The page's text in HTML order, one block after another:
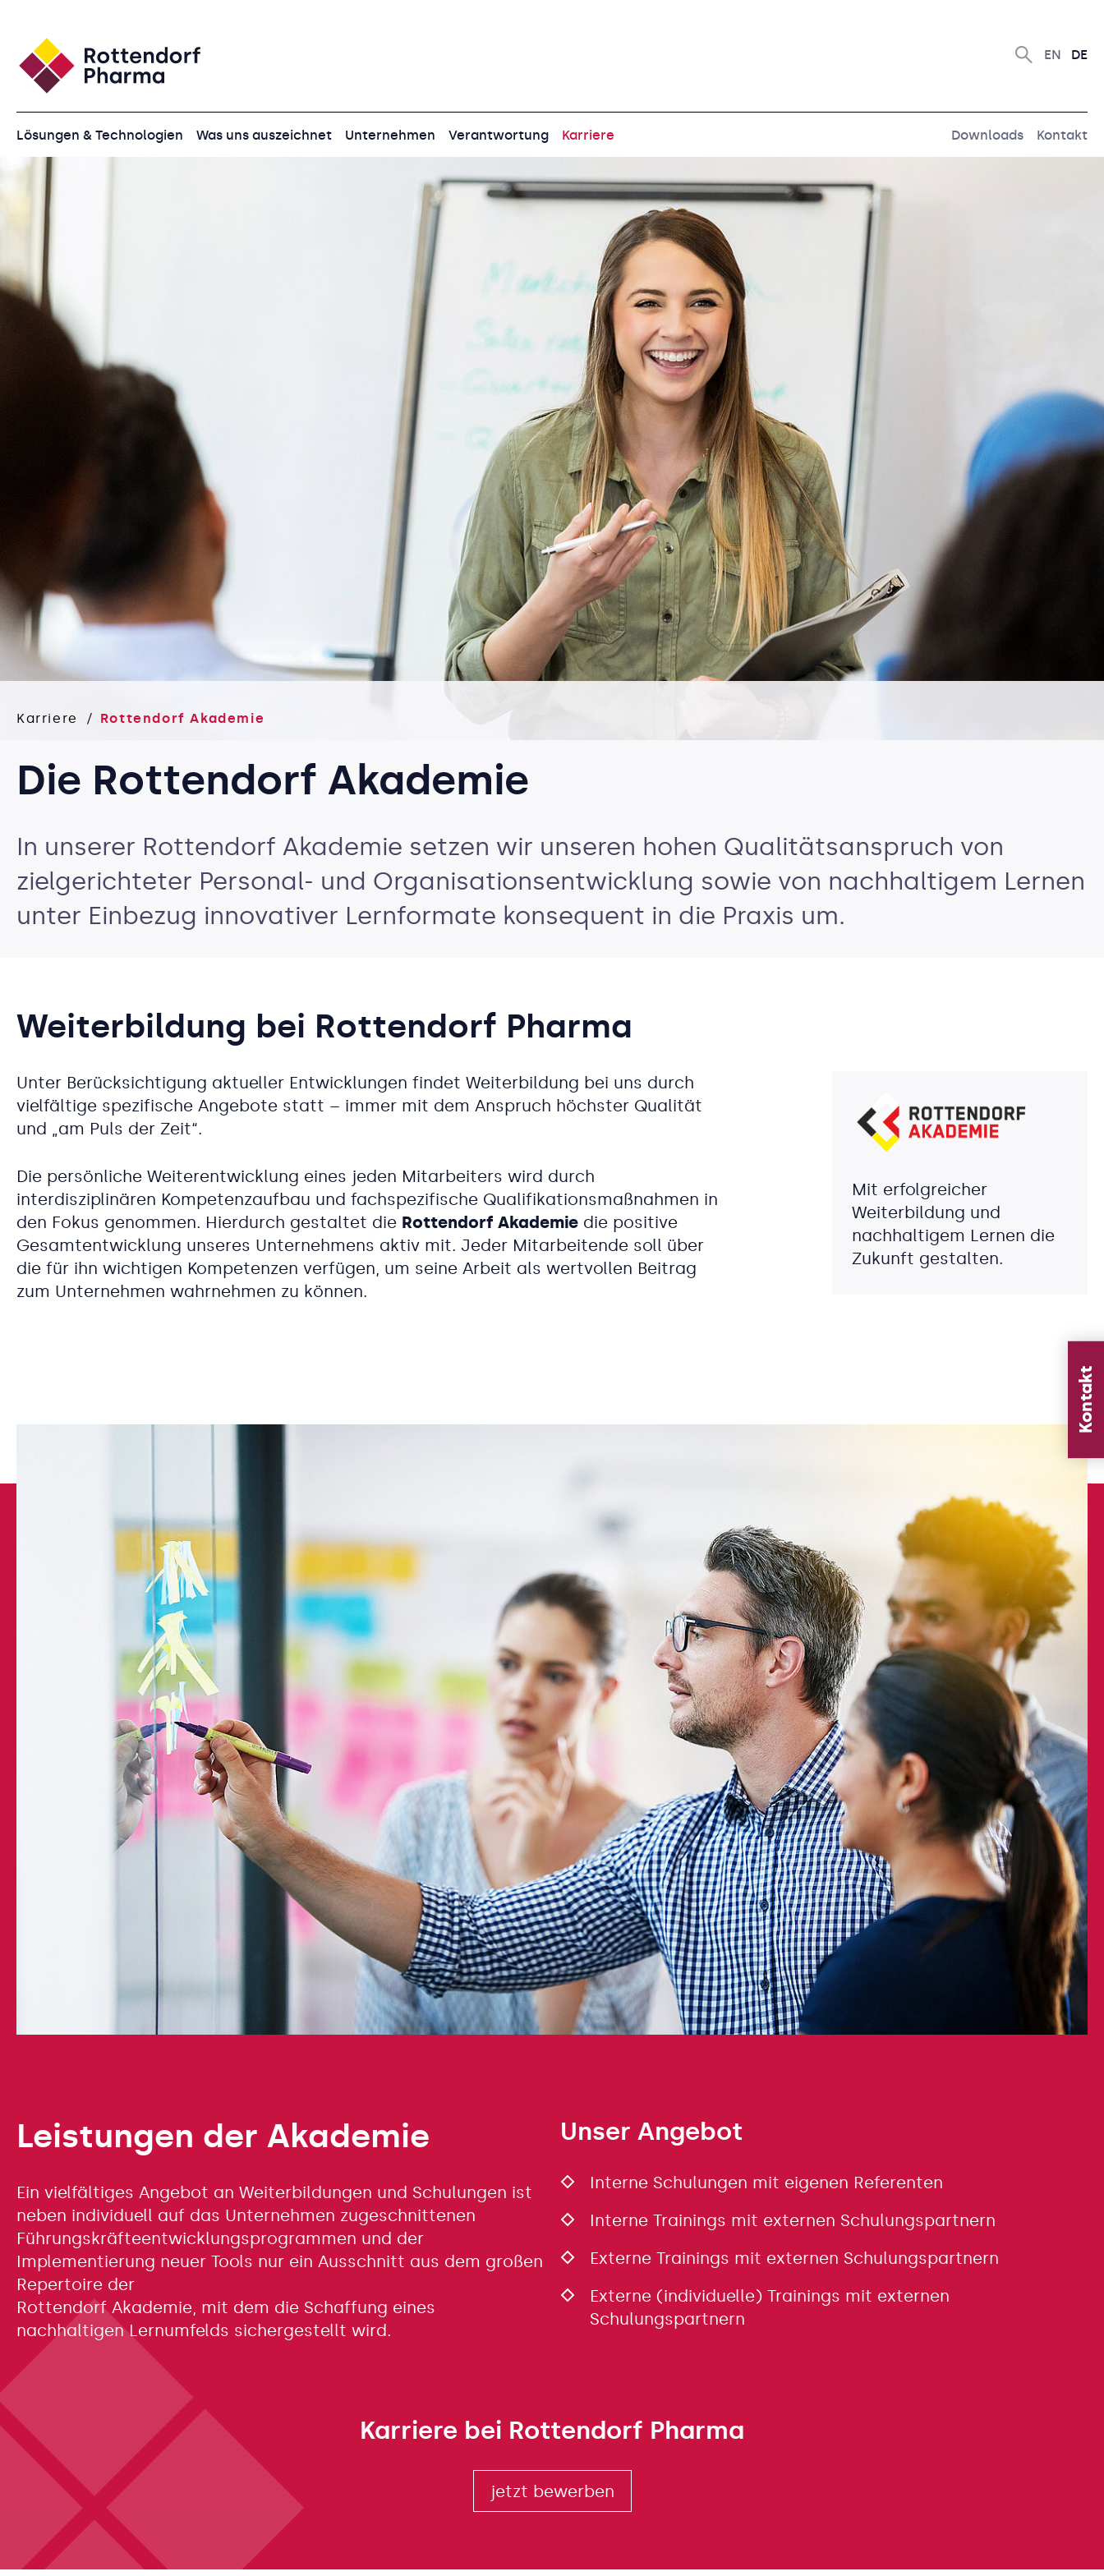
EN DE
Lösungen & Technologien Was uns auszeichnet Unternehmen Verantwortung Karriere Downloads Kontakt
Karriere Rottendorf Akademie
Die Rottendorf Akademie
In unserer Rottendorf Akademie setzen wir unseren hohen Qualitätsanspruch von
zielgerichteter Personal- und Organisationsentwicklung sowie von nachhaltigem Lernen
unter Einbezug innovativer Lernformate konsequent in die Praxis um.
Weiterbildung bei Rottendorf Pharma
Unter Berücksichtigung aktueller Entwicklungen findet Weiterbildung bei uns durch
vielfältige spezifische Angebote statt – immer mit dem Anspruch höchster Qualität
und „am Puls der Zeit“.
Die persönliche Weiterentwicklung eines jeden Mitarbeiters wird durch
interdisziplinären Kompetenzaufbau und fachspezifische Qualifikationsmaßnahmen in
den Fokus genommen. Hierdurch gestaltet die Rottendorf Akademie die positive
Gesamtentwicklung unseres Unternehmens aktiv mit. Jeder Mitarbeitende soll über
die für ihn wichtigen Kompetenzen verfügen, um seine Arbeit als wertvollen Beitrag
zum Unternehmen wahrnehmen zu können.
Mit erfolgreicher
Weiterbildung und
nachhaltigem Lernen die
Zukunft gestalten.
Leistungen der Akademie
Ein vielfältiges Angebot an Weiterbildungen und Schulungen ist
neben individuell auf das Unternehmen zugeschnittenen
Führungskräfteentwicklungsprogrammen und der
Implementierung neuer Tools nur ein Ausschnitt aus dem großen
Repertoire der
Rottendorf Akademie, mit dem die Schaffung eines
nachhaltigen Lernumfelds sichergestellt wird.
Unser Angebot
Interne Schulungen mit eigenen Referenten
Interne Trainings mit externen Schulungspartnern
Externe Trainings mit externen Schulungspartnern
Externe (individuelle) Trainings mit externen
Schulungspartnern
Karriere bei Rottendorf Pharma
jetzt bewerben
Kontakt